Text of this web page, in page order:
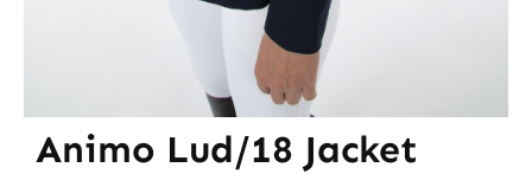
Animo Lud/18 Jacket